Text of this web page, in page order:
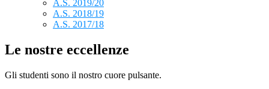
A.S. 2019/20
A.S. 2018/19
A.S. 2017/18
Le nostre eccellenze
Gli studenti sono il nostro cuore pulsante.